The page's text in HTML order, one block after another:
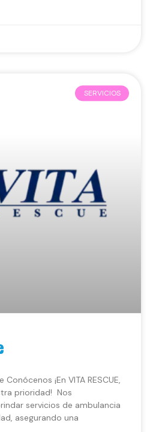
SERVICIOS
¡En VITA RESCUE,
prioridad! Nos
servicios de ambulancia
asegurando una